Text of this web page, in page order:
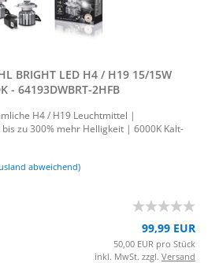
BRIGHT LED H4 / H19 15/15W
- 64193DWBRT-​​2HFB
H4 / H19 Leucht­mit­tel |
zu 300% mehr Hel­lig­keit | 6000K Kalt-​
abweichend)
99,99 EUR
50,00 EUR pro Stück
inkl. MwSt. zzgl. Versand